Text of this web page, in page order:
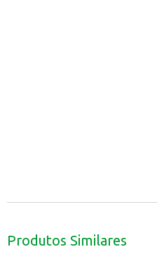
Produtos Similares